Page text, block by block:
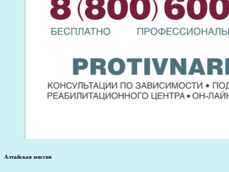
Алтайская миссия